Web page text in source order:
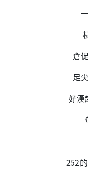
橫跨
倉
足
好漢
252